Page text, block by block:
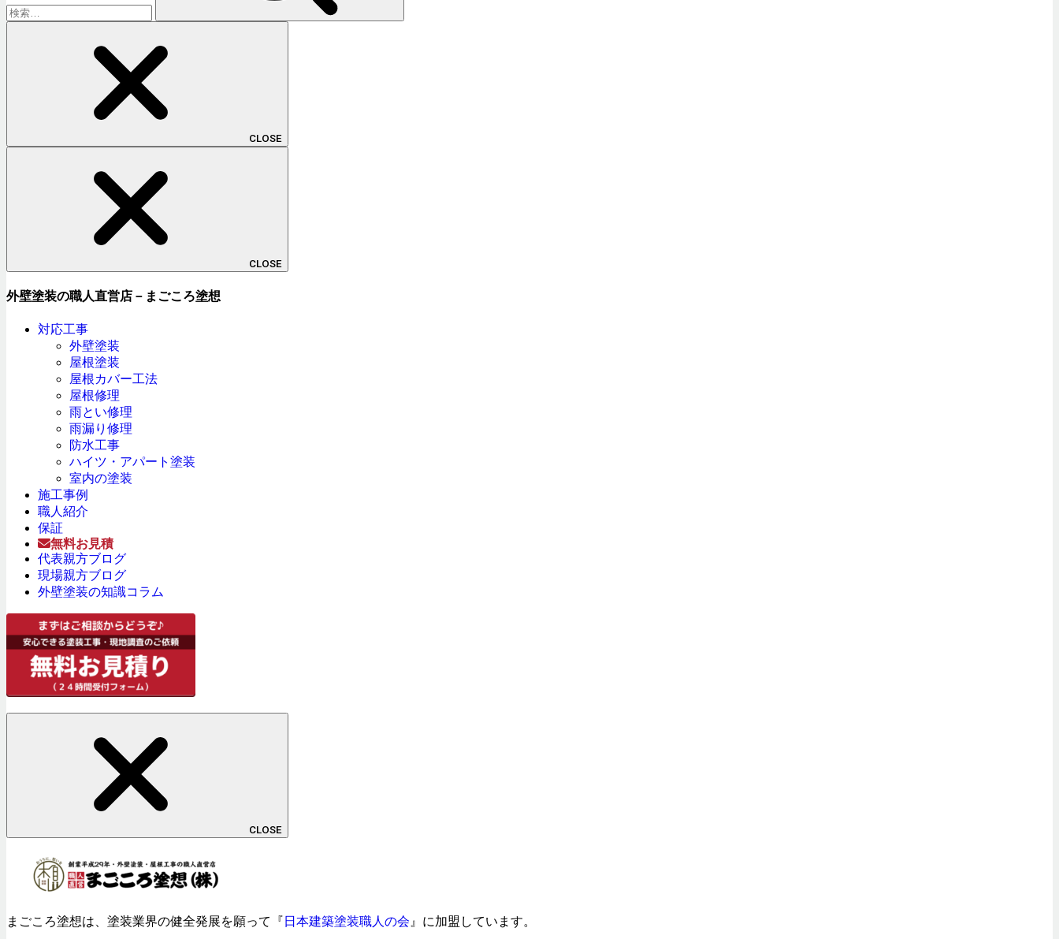
CLOSE
CLOSE
外壁塗装の職人直営店－まごころ塗想
対応工事
外壁塗装
屋根塗装
屋根カバー工法
屋根修理
雨とい修理
雨漏り修理
防水工事
ハイツ・アパート塗装
室内の塗装
施工事例
職人紹介
保証
無料お見積
代表親方ブログ
現場親方ブログ
外壁塗装の知識コラム
CLOSE
まごころ塗想は、塗装業界の健全発展を願って『 日本建築塗装職人の会 』に加盟しています。